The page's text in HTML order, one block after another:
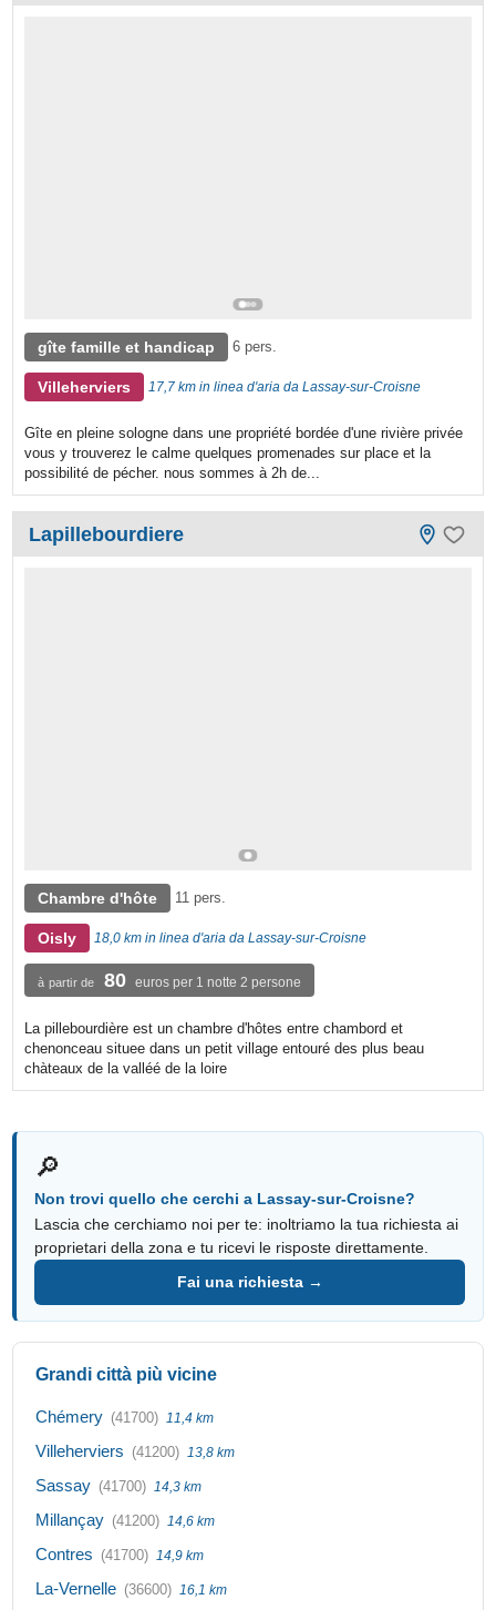
gîte famille et handicap 6 pers.
Villeherviers 17,7 km in linea d'aria da Lassay-sur-Croisne
Gîte en pleine sologne dans une propriété bordée d'une rivière privée
vous y trouverez le calme quelques promenades sur place et la
possibilité de pécher. nous sommes à 2h de...
Lapillebourdiere
Chambre d'hôte 11 pers.
Oisly 18,0 km in linea d'aria da Lassay-sur-Croisne
à partir de 80 euros per 1 notte 2 persone
La pillebourdière est un chambre d'hôtes entre chambord et
chenonceau situee dans un petit village entouré des plus beau
chàteaux de la valléé de la loire
🔎
Non trovi quello che cerchi a Lassay-sur-Croisne?
Lascia che cerchiamo noi per te: inoltriamo la tua richiesta ai
proprietari della zona e tu ricevi le risposte direttamente.
Fai una richiesta →
Grandi città più vicine
Chémery (41700) 11,4 km
Villeherviers (41200) 13,8 km
Sassay (41700) 14,3 km
Millançay (41200) 14,6 km
Contres (41700) 14,9 km
La-Vernelle (36600) 16,1 km